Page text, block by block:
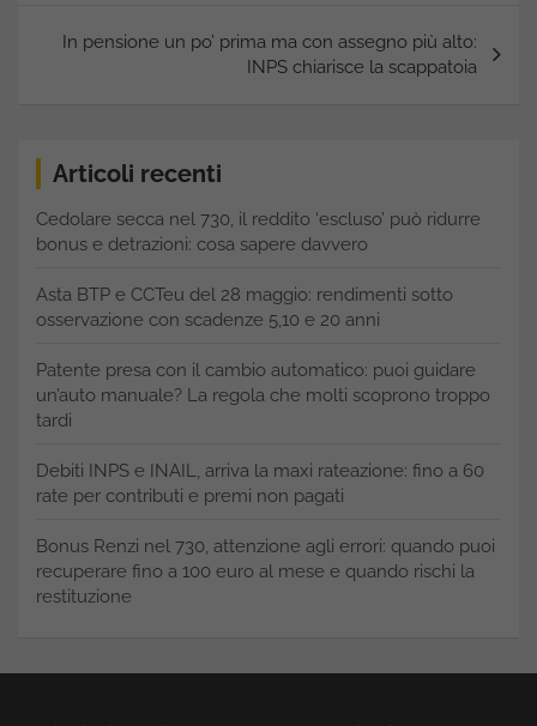
In pensione un po’ prima ma con assegno più alto:
INPS chiarisce la scappatoia
Articoli recenti
Cedolare secca nel 730, il reddito ‘escluso’ può ridurre
bonus e detrazioni: cosa sapere davvero
Asta BTP e CCTeu del 28 maggio: rendimenti sotto
osservazione con scadenze 5,10 e 20 anni
Patente presa con il cambio automatico: puoi guidare
un’auto manuale? La regola che molti scoprono troppo
tardi
Debiti INPS e INAIL, arriva la maxi rateazione: fino a 60
rate per contributi e premi non pagati
Bonus Renzi nel 730, attenzione agli errori: quando puoi
recuperare fino a 100 euro al mese e quando rischi la
restituzione